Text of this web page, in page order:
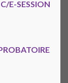
E-SESSION